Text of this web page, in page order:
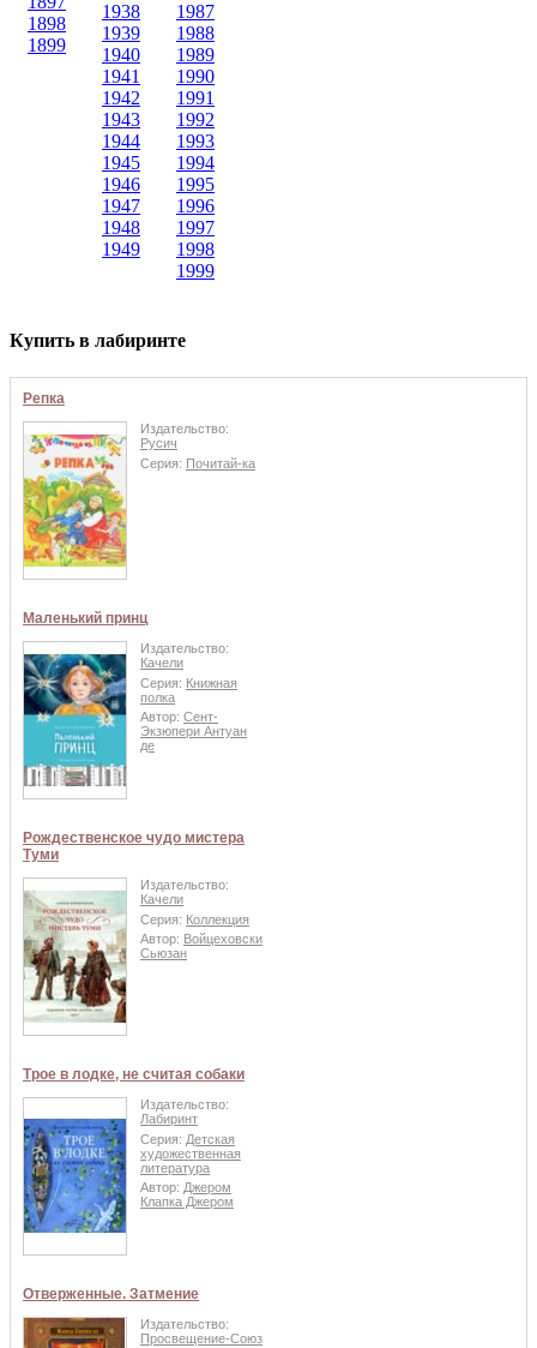
1898
1899
1938
1939
1940
1941
1942
1943
1944
1945
1946
1947
1948
1949
1987
1988
1989
1990
1991
1992
1993
1994
1995
1996
1997
1998
1999
Купить в лабиринте
Репка
Издательство:
Русич
Серия: Почитай-ка
Маленький принц
Издательство:
Качели
Серия: Книжная
полка
Автор: Сент-
Экзюпери Антуан
де
Рождественское чудо мистера
Туми
Издательство:
Качели
Серия: Коллекция
Автор: Войцеховски
Сьюзан
Трое в лодке, не считая собаки
Издательство:
Лабиринт
Серия: Детская
художественная
литература
Автор: Джером
Клапка Джером
Отверженные. Затмение
Издательство:
Просвещение-Союз